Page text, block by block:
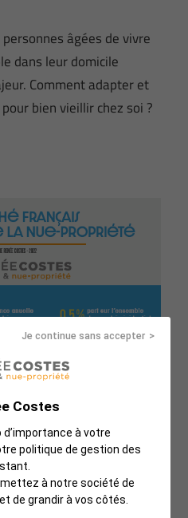
âgées de vivre
dans leur domicile
Comment adapter et
bien vieillir chez soi ?
Costes
à votre
politique de gestion des
à notre société de
de grandir à vos côtés.
Je continue sans accepter